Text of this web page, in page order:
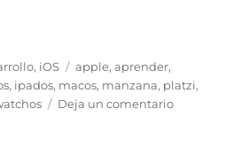
, iOS Etiquetas
apple,aprender,
, ipados, macos, manzana, platzi,
Deja un comentarioen